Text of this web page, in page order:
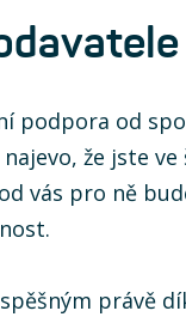
podpora od
že jste
vás pro ně
právě